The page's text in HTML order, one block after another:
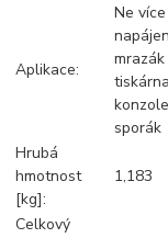
Aplikace:
Ne
sporák
Hrubá
hmotnost
[kg]:
1,183
Celkový